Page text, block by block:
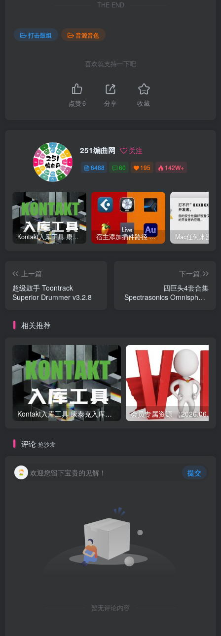
THE END
打击鼓组 音源音色
喜欢就支持一下吧
点赞6 分享 收藏
251编曲网 关注
6488 60 195 142W+
Kontakt入库工具 康泰克入库教程 宿主添加插件路径 插件路径设置 VSTPlugins路径
上一篇
超级鼓手 Toontrack
Superior Drummer v3.2.8
下一篇
四巨头4套合集
Spectrasonics Omnisphere
相关推荐
Kontakt入库工具 康泰克入库教程
评论 抢沙发
欢迎您留下宝贵的见解！ 提交
暂无评论内容